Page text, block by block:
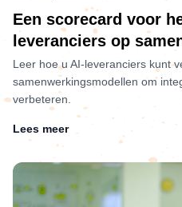
Een scorecard voor
leveranciers op
Leer hoe u AI-leveranciers kunt
samenwerkingsmodellen om
verbeteren.
Lees meer